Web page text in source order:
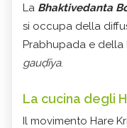
La Bhaktivedanta
si occupa della
Prabhupada e
gauḍīya.
La cucina degli
Il movimento Hare